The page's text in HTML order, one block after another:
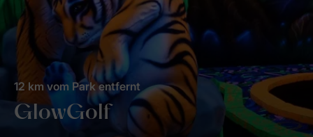
GlowGolf
12 km vom Park entfernt